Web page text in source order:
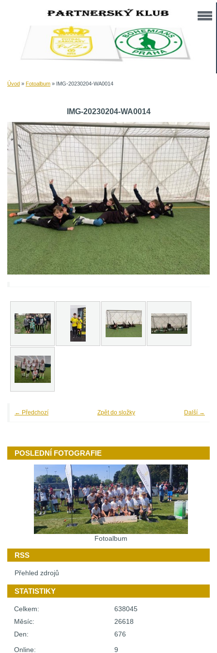
Úvod » Fotoalbum » IMG-20230204-WA0014
IMG-20230204-WA0014
← Předchozí Další →
Zpět do složky
POSLEDNÍ FOTOGRAFIE
Fotoalbum
RSS
Přehled zdrojů
STATISTIKY
Online: 9
Celkem:
638045
Měsíc:
26618
Den:
676